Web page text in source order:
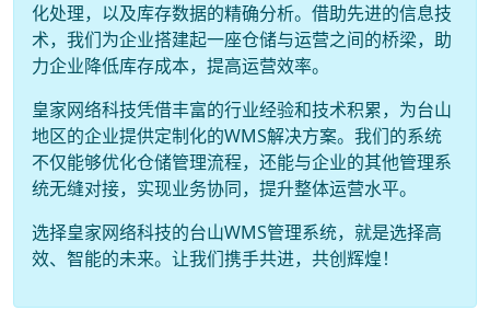
化处理，以及库存数据的精确分析。借助先进的信息技
术，我们为企业搭建起一座仓储与运营之间的桥梁，助
力企业降低库存成本，提高运营效率。
皇家网络科技凭借丰富的行业经验和技术积累，为台山
地区的企业提供定制化的WMS解决方案。我们的系统
不仅能够优化仓储管理流程，还能与企业的其他管理系
统无缝对接，实现业务协同，提升整体运营水平。
选择皇家网络科技的台山WMS管理系统，就是选择高
效、智能的未来。让我们携手共进，共创辉煌！